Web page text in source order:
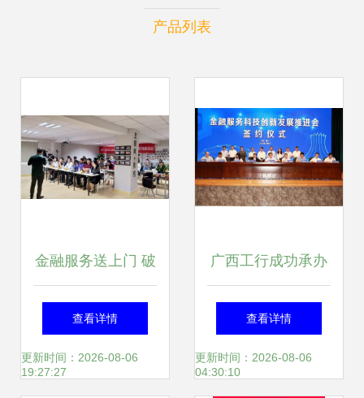
产品列表
金融服务送上门 破
解小微融资难 海口
市工商联小微企业
查看详情
更新时间：2026-08-06
19:27:27
广西工行成功承办
金融服务科技创新
发展推进会 工商咨
查看详情
更新时间：2026-08-06
04:30:10